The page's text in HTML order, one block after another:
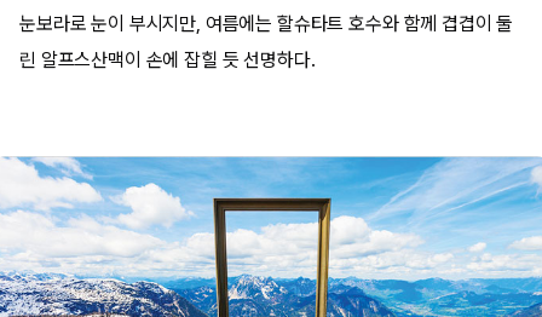
눈보라로 눈이 부시지만, 여름에는 할슈타트 호수와 함께 겹겹이 둘
린 알프스산맥이 손에 잡힐 듯 선명하다.